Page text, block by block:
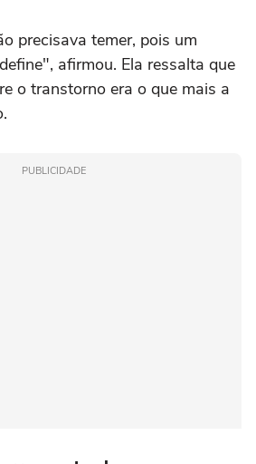
precisava temer, pois um
afirmou. Ela ressalta que
o transtorno era o que mais a
PUBLICIDADE